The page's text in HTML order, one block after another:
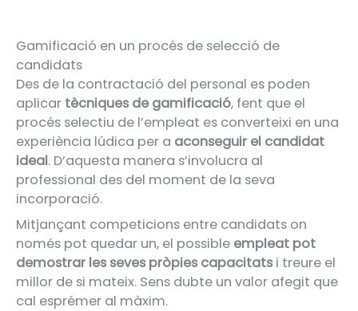
Gamificació en un procés de selecció de
candidats
Des de la contractació del personal es poden
aplicar tècniques de gamificació, fent que el
procés selectiu de l’empleat es converteixi en una
experiència lúdica per a aconseguir el candidat
ideal. D’aquesta manera s’involucra al
professional des del moment de la seva
incorporació.
Mitjançant competicions entre candidats on
només pot quedar un, el possible empleat pot
demostrar les seves pròpies capacitats i treure el
millor de si mateix. Sens dubte un valor afegit que
cal esprémer al màxim.